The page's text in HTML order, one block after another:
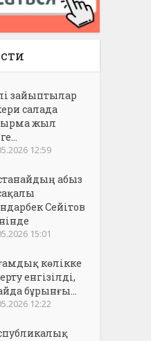
зайыптылар
салада
жыл
12:59
абыз
Сейітов
15:01
көлікке
енгізілді,
бұрынғы...
12:22